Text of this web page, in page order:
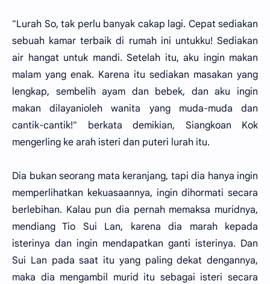
"Lurah So, tak perlu banyak cakap lagi. Cepat sediakan
sebuah kamar terbaik di rumah ini untukku! Sediakan
air hangat untuk mandi. Setelah itu, aku ingin makan
malam yang enak. Karena itu sediakan masakan yang
lengkap, sembelih ayam dan bebek, dan aku ingin
makan dilayanioleh wanita yang muda-muda dan
cantik-cantik!" berkata demikian, Siangkoan Kok
mengerling ke arah isteri dan puteri lurah itu.
Dia bukan seorang mata keranjang, tapi dia hanya ingin
memperlihatkan kekuasaannya, ingin dihormati secara
berlebihan. Kalau pun dia pernah memaksa muridnya,
mendiang Tio Sui Lan, karena dia marah kepada
isterinya dan ingin mendapatkan ganti isterinya. Dan
Sui Lan pada saat itu yang paling dekat dengannya,
maka dia mengambil murid itu sebagai isteri secara